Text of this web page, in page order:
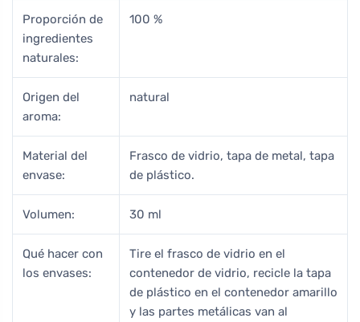
Proporción de
ingredientes
naturales:
100 %
Origen del
aroma:
natural
Material del
envase:
Frasco de vidrio, tapa de metal, tapa
de plástico.
Volumen: 30 ml
Qué hacer con
los envases:
Tire el frasco de vidrio en el
contenedor de vidrio, recicle la tapa
de plástico en el contenedor amarillo
y las partes metálicas van al